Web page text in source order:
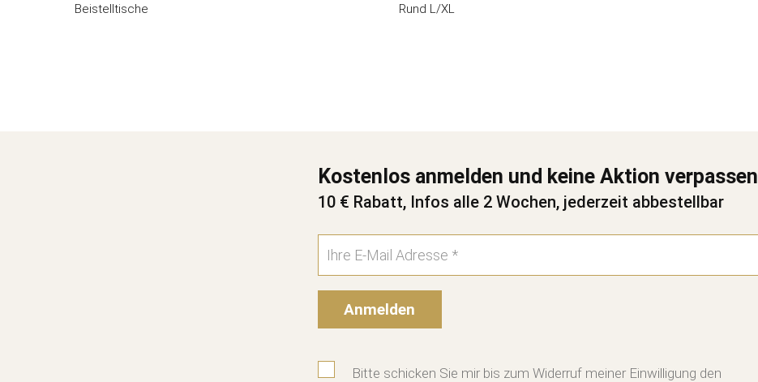
Beistelltische
Rund L/XL
Kostenlos anmelden und keine Aktion verpassen
10 € Rabatt, Infos alle 2 Wochen, jederzeit abbestellbar
Anmelden
Bitte schicken Sie mir bis zum Widerruf meiner Einwilligung den